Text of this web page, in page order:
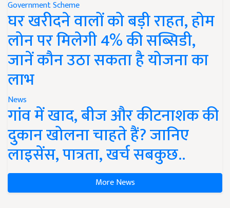
Government Scheme
घर खरीदने वालों को बड़ी राहत, होम
लोन पर मिलेगी 4% की सब्सिडी,
जानें कौन उठा सकता है योजना का
लाभ
News
गांव में खाद, बीज और कीटनाशक की
दुकान खोलना चाहते हैं? जानिए
लाइसेंस, पात्रता, खर्च सबकुछ..
More News